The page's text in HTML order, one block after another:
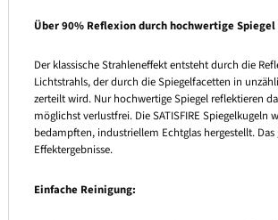
Über 90% Reflexion durch hochwertige Spiegel
Der klassische Strahleneffekt entsteht durch die
Lichtstrahls, der durch die Spiegelfacetten in
zerteilt wird. Nur hochwertige Spiegel reflektieren
möglichst verlustfrei. Die SATISFIRE Spiegelkugeln
bedampften, industriellem Echtglas hergestellt. Das
Effektergebnisse.
Einfache Reinigung: